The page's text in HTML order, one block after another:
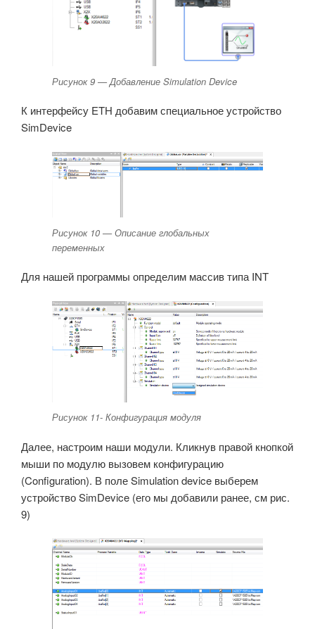
Рисунок 9 — Добавление Simulation Device
К интерфейсу ETH добавим специальное устройство
SimDevice
Рисунок 10 — Описание глобальных
переменных
Для нашей программы определим массив типа INT
Рисунок 11- Конфигурация модуля
Далее, настроим наши модули. Кликнув правой кнопкой
мыши по модулю вызовем конфигурацию
(Configuration). В поле Simulation device выберем
устройство SimDevice (его мы добавили ранее, см рис.
9)